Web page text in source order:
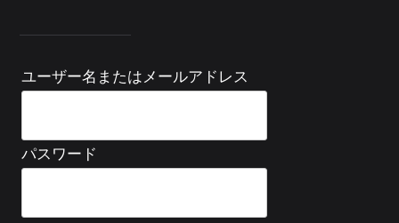
ユーザー名またはメールアドレス
パスワード